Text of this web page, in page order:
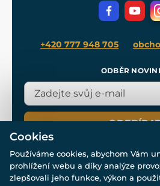
+420 777 948 705
ODBĚR
Cookies
Používáme cookies, abychom Vám
prohlížení webu a díky analýze
zlepšovali jeho funkce, výkon a